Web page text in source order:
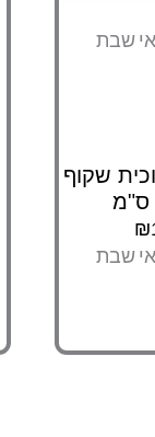
שבת
שקוף
₪
שבת